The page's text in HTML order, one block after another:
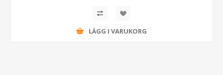
LÄGG I VARUKORG